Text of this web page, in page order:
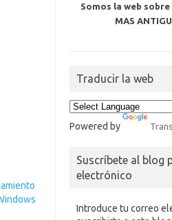
Somos la web
MAS
Traducir la web
Powered by
Suscríbete al blog
electrónico
Introduce tu correo